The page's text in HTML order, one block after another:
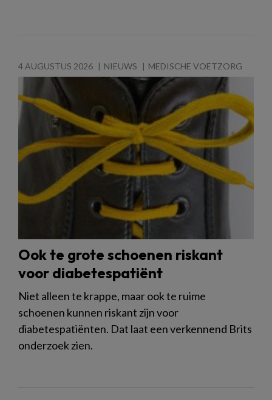
4 AUGUSTUS 2026 NIEUWS MEDISCHE VOETZORG
Ook te grote schoenen riskant
voor diabetespatiënt
Niet alleen te krappe, maar ook te ruime
schoenen kunnen riskant zijn voor
diabetespatiënten. Dat laat een verkennend Brits
onderzoek zien.